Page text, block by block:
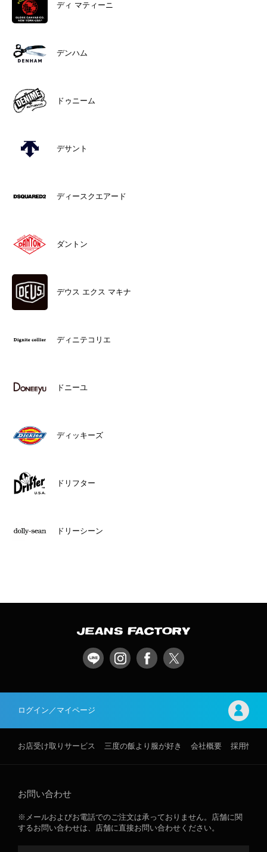
ディ マティーニ
デンハム
ドゥニーム
デサント
ディースクエアード
ダントン
デウス エクス マキナ
ディニテコリエ
ドニーユ
ディッキーズ
ドリフター
ドリーシーン
ログイン／マイページ
お店受け取りサービス 三度の飯より服が好き 会社概要 採用情報
お問い合わせ
※メールおよびお電話でのご注文は承っておりません。店舗に関
するお問い合わせは、店舗に直接お問い合わせください。